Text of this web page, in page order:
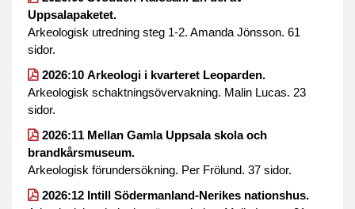
Uppsalapaketet.
Arkeologisk utredning steg 1-2. Amanda Jönsson. 61
sidor.
2026:10 Arkeologi i kvarteret Leoparden.
Arkeologisk schaktningsövervakning. Malin Lucas. 23
sidor.
2026:11 Mellan Gamla Uppsala skola och
brandkårsmuseum.
Arkeologisk förundersökning. Per Frölund. 37 sidor.
2026:12 Intill Södermanland-Nerikes nationshus.